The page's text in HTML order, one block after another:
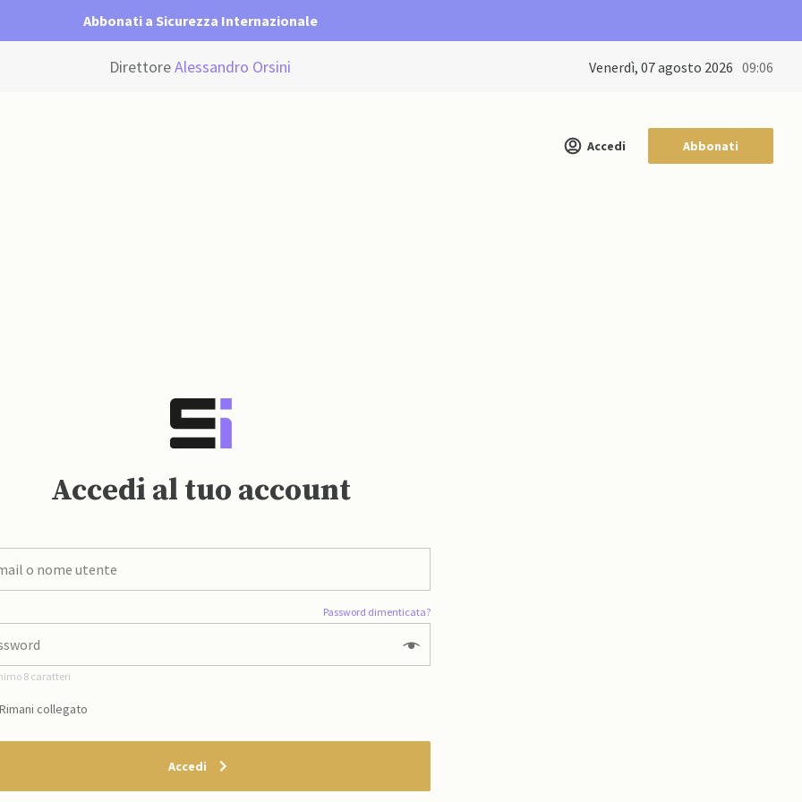
Abbonati a Sicurezza Internazionale
DirettoreAlessandro Orsini venerdì, 07 agosto 2026 09:06
Accedi Abbonati
Accedi al tuo account
Password dimenticata?
8 caratteri
collegato
Accedi